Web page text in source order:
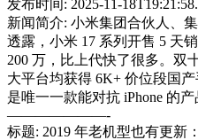
发布时间: 2025-11-
新闻简介: 小米集团合伙人、
透露，小米 17 系列开售 5 天
200 万，比上代快了很多。双
大平台均获得 6K+ 价位段国
是唯一一款能对抗 iPhone 的产
———————-
标题: 2019 年老机型也有更新